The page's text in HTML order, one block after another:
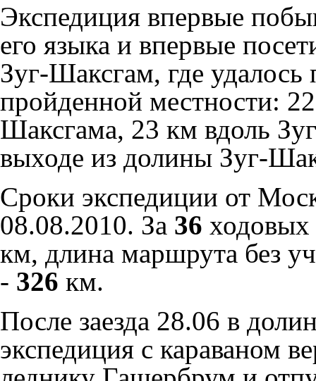
Экспедиция впервые
его языка и впервые
Зуг-Шаксгам, где
пройденной местности:
Шаксгама, 23 км вдоль
выходе из долины Зуг-
Сроки экспедиции от
08.08.2010. За 36
км, длина маршрута без
- 326 км.
После заезда 28.06 в
экспедиция с караваном